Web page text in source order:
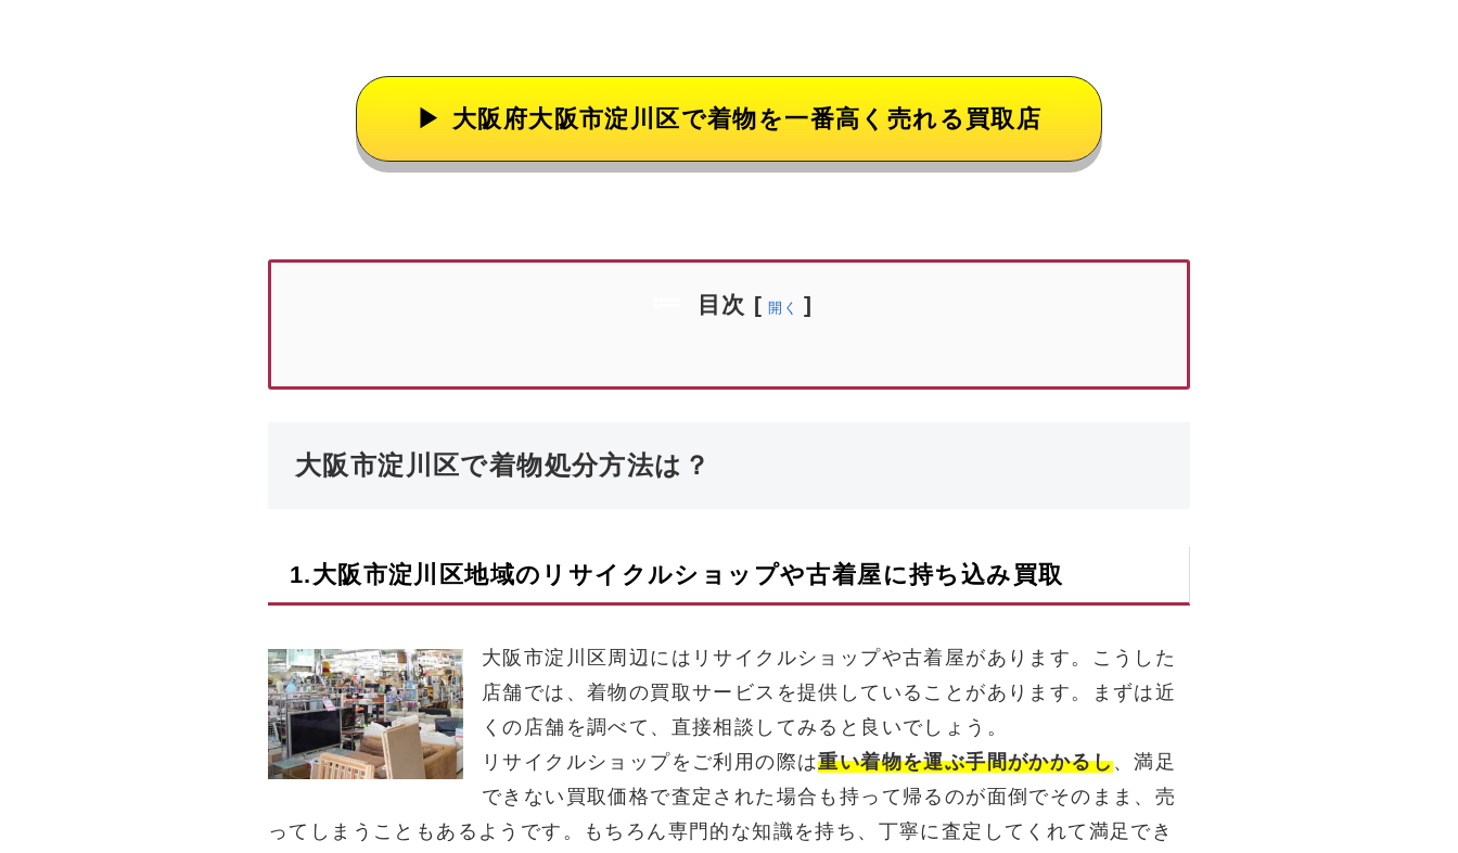
大阪府大阪市淀川区で着物を一番高く売れる買取店
目次 [ 開く ]
大阪市淀川区で着物処分方法は？
1.大阪市淀川区地域のリサイクルショップや古着屋に持ち込み買取
大阪市淀川区周辺にはリサイクルショップや古着屋があります。こうした
店舗では、着物の買取サービスを提供していることがあります。まずは近
くの店舗を調べて、直接相談してみると良いでしょう。
リサイクルショップをご利用の際は重い着物を運ぶ手間がかかるし、満足
できない買取価格で査定された場合も持って帰るのが面倒でそのまま、売
ってしまうこともあるようです。もちろん専門的な知識を持ち、丁寧に査定してくれて満足でき